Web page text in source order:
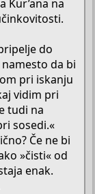
Kur’ana na
do
da bi
pri iskanju
vidim pri
tudi na
sosedi.«
Če ne bi
»čisti« od
enak.